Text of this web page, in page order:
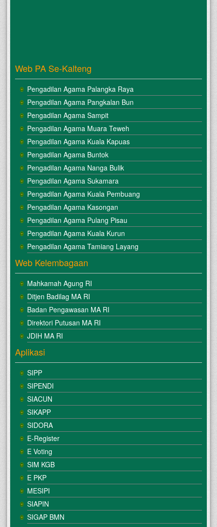
Web PA Se-Kalteng
Pengadilan Agama Palangka Raya
Pengadilan Agama Pangkalan Bun
Pengadilan Agama Sampit
Pengadilan Agama Muara Teweh
Pengadilan Agama Kuala Kapuas
Pengadilan Agama Buntok
Pengadilan Agama Nanga Bulik
Pengadilan Agama Sukamara
Pengadilan Agama Kuala Pembuang
Pengadilan Agama Kasongan
Pengadilan Agama Pulang Pisau
Pengadilan Agama Kuala Kurun
Pengadilan Agama Tamiang Layang
Web Kelembagaan
Mahkamah Agung RI
Ditjen Badilag MA RI
Badan Pengawasan MA RI
Direktori Putusan MA RI
JDIH MA RI
Aplikasi
SIPP
SIPENDI
SIACUN
SIKAPP
SIDORA
E-Register
E Voting
SIM KGB
E PKP
MESIPI
SIAPIN
SIGAP BMN